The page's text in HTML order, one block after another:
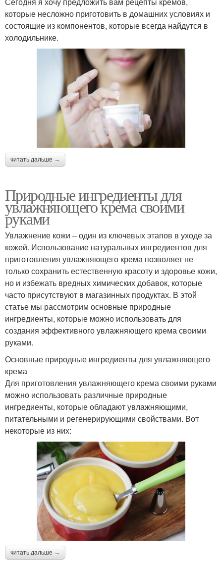
которые несложно приготовить в домашних условиях и
состоящие из компонентов, которые всегда найдутся в
холодильнике.
читать дальше →
Природные ингредиенты для
увлажняющего крема своими
руками
Увлажнение кожи – один из ключевых этапов в уходе за
кожей. Использование натуральных ингредиентов для
приготовления увлажняющего крема позволяет не
только сохранить естественную красоту и здоровье кожи,
но и избежать вредных химических добавок, которые
часто присутствуют в магазинных продуктах. В этой
статье мы рассмотрим основные природные
ингредиенты, которые можно использовать для
создания эффективного увлажняющего крема своими
руками.
Основные природные ингредиенты для увлажняющего
крема
Для приготовления увлажняющего крема своими руками
можно использовать различные природные
ингредиенты, которые обладают увлажняющими,
питательными и регенерирующими свойствами. Вот
некоторые из них:
читать дальше →